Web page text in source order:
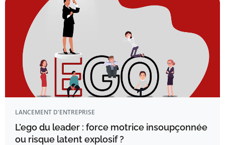
LANCEMENT D'ENTREPRISE
L’ego du leader : force motrice insoupçonnée
ou risque latent explosif ?